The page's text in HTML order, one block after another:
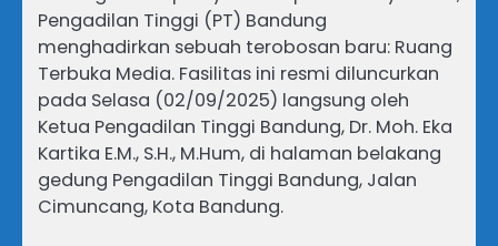
Pengadilan Tinggi (PT) Bandung
menghadirkan sebuah terobosan baru: Ruang
Terbuka Media. Fasilitas ini resmi diluncurkan
pada Selasa (02/09/2025) langsung oleh
Ketua Pengadilan Tinggi Bandung, Dr. Moh. Eka
Kartika E.M., S.H., M.Hum, di halaman belakang
gedung Pengadilan Tinggi Bandung, Jalan
Cimuncang, Kota Bandung.